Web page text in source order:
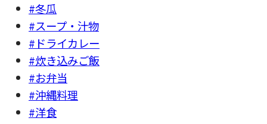
#冬瓜
#スープ・汁物
#ドライカレー
#炊き込みご飯
#お弁当
#沖縄料理
#洋食